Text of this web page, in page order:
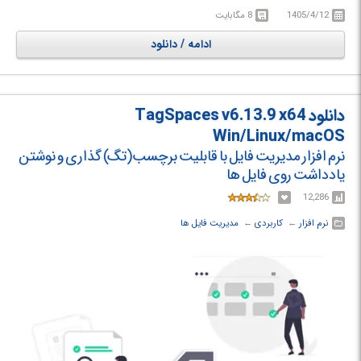
سازماندهی پنجره‌ ها در دسکتاپ و حفظ آن‌ ها طبق نیاز و خواسته کاربران ویندوز
می ‌باشد.
1405/4/12 8 مگابایت
ادامه / دانلود
دانلود TagSpaces v6.13.9 x64
Win/Linux/macOS
نرم افزار مدیریت فایل با قابلیت برچسب(تگ) گذاری و نوشتن
یادداشت روی فایل ها
12,286
نرم افزار ← ‏ کاربردی ← ‏ مدیریت فایل ها